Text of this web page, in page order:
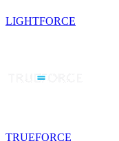
LIGHTFORCE
TRUEFORCE